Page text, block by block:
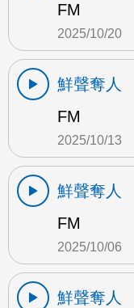
FM
2025/10/20
鮮聲奪人
FM
2025/10/13
鮮聲奪人
FM
2025/10/06
鮮聲奪人